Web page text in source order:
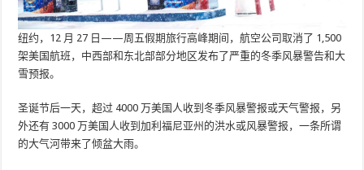
纽约，12 月 27 日——周五假期旅行高峰期间，航空公司取消了 1,500
架美国航班，中西部和东北部部分地区发布了严重的冬季风暴警告和大
雪预报。
圣诞节后一天，超过 4000 万美国人收到冬季风暴警报或天气警报，另
外还有 3000 万美国人收到加利福尼亚州的洪水或风暴警报，一条所谓
的大气河带来了倾盆大雨。